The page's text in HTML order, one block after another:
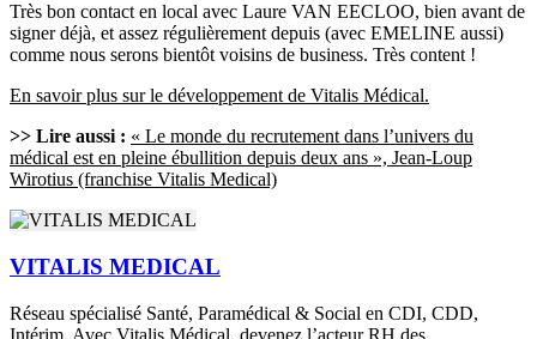
Très bon contact en local avec Laure VAN EECLOO, bien avant de
signer déjà, et assez régulièrement depuis (avec EMELINE aussi)
comme nous serons bientôt voisins de business. Très content !
En savoir plus sur le développement de Vitalis Médical.
>> Lire aussi : « Le monde du recrutement dans l’univers du
médical est en pleine ébullition depuis deux ans », Jean-Loup
Wirotius (franchise Vitalis Medical)
VITALIS MEDICAL
Réseau spécialisé Santé, Paramédical & Social en CDI, CDD,
Intérim. Avec Vitalis Médical, devenez l’acteur RH des